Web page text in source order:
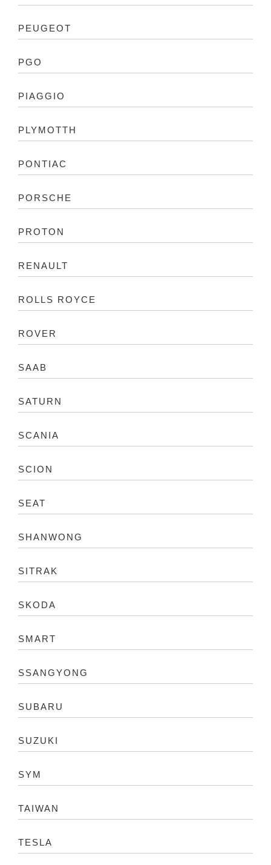
PEUGEOT
PGO
PIAGGIO
PLYMOTTH
PONTIAC
PORSCHE
PROTON
RENAULT
ROLLS ROYCE
ROVER
SAAB
SATURN
SCANIA
SCION
SEAT
SHANWONG
SITRAK
SKODA
SMART
SSANGYONG
SUBARU
SUZUKI
SYM
TAIWAN
TESLA